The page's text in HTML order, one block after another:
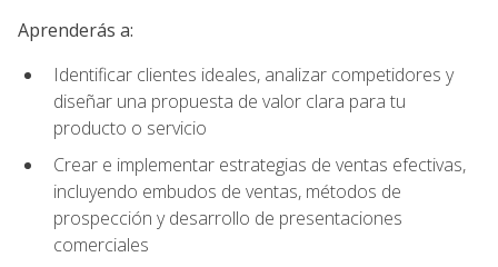
Aprenderás a:
Identificar clientes ideales, analizar competidores y
diseñar una propuesta de valor clara para tu
producto o servicio
Crear e implementar estrategias de ventas efectivas,
incluyendo embudos de ventas, métodos de
prospección y desarrollo de presentaciones
comerciales